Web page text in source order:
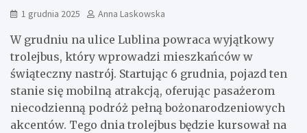
1 grudnia 2025 Anna Laskowska
W grudniu na ulice Lublina powraca wyjątkowy
trolejbus, który wprowadzi mieszkańców w
świąteczny nastrój. Startując 6 grudnia, pojazd ten
stanie się mobilną atrakcją, oferując pasażerom
niecodzienną podróż pełną bożonarodzeniowych
akcentów. Tego dnia trolejbus będzie kursował na